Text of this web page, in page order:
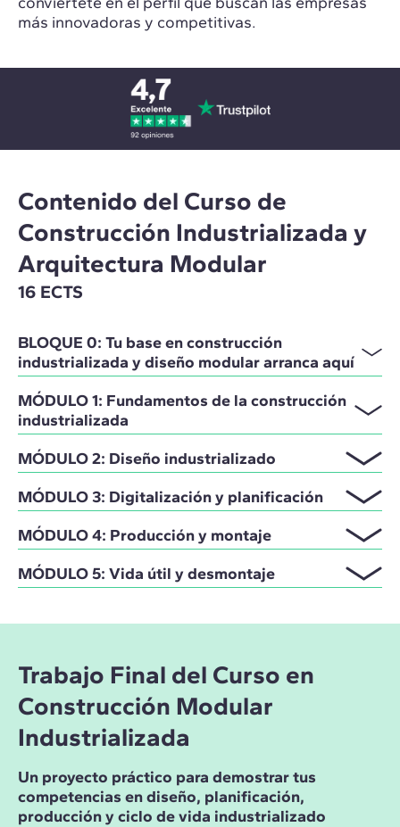
más innovadoras y competitivas.
Contenido del Curso de
Construcción Industrializada y
Arquitectura Modular
16 ECTS
BLOQUE 0: Tu base en construcción
industrializada y diseño modular arranca aquí
MÓDULO 1: Fundamentos de la construcción
industrializada
MÓDULO 2: Diseño industrializado
MÓDULO 3: Digitalización y planificación
MÓDULO 4: Producción y montaje
MÓDULO 5: Vida útil y desmontaje
Trabajo Final del Curso en
Construcción Modular
Industrializada
Un proyecto práctico para demostrar tus
competencias en diseño, planificación,
producción y ciclo de vida industrializado